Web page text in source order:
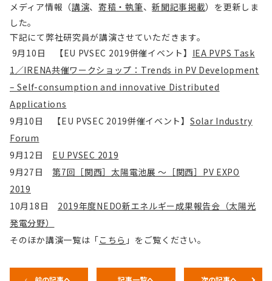
メディア情報（講演、寄稿・執筆、新聞記事掲載）を更新しま
した。
下記にて弊社研究員が講演させていただきます。
9月10日 【EU PVSEC 2019併催イベント】 IEA PVPS Task
1／IRENA共催ワークショップ：Trends in PV Development
– Self-consumption and innovative Distributed
Applications
9月10日 【EU PVSEC 2019併催イベント】 Solar Industry
Forum
9月12日 EU PVSEC 2019
9月27日第7回［関西］太陽電池展 ～［関西］PV EXPO
2019
10月18日 2019年度NEDO新エネルギー成果報告会（太陽光
発電分野）
そのほか講演一覧は「こちら 」をご覧ください。